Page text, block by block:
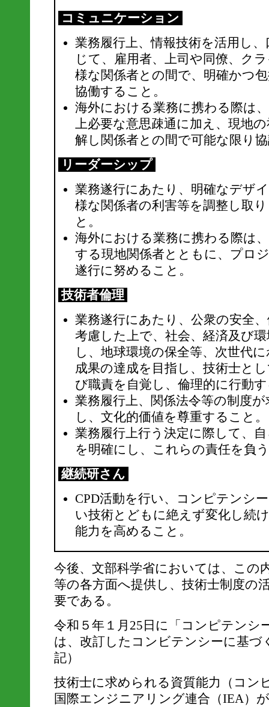
コミュニケーション
業務履行上、情報技術を活用し
じて、雇用者、上司や同僚、ク
様な関係者との間で、明確かつ
協働すること。
海外における業務に携わる際は
上必要な意思疎通に加え、現地
解し関係者との間で可能な限り
リーダーシップ
業務遂行にあたり、明確なデザ
様な関係者の利害等を調整し取
と。
海外における業務に携わる際は
する現地関係者とともに、プロ
遂行に努めること。
技術者倫理
業務遂行にあたり、公衆の安全
考慮した上で、社会、経済及び
し、地球環境の保全等、次世代
成果の達成を目指し、技術士と
び職責を自覚し、倫理的に行動
業務履行上、関係法令等の制度
し、文化的価値を尊重すること。
業務履行上行う決定に際して、
を明確にし、これらの責任を負
継続研さん
CPD活動を行い、コンピテンシ
い技術とどもに絶えず変化し続
能力を高めること。
今後、文部科学省においては、この
等の各方面へ提供し、技術士制度の
要である。
令和５年１月25日に「コンピテンシ
は、改訂したコンビテンシーに基づ
記）
技術士に求められる資質能力（コン
国際エンジニアリング連合（IEA）